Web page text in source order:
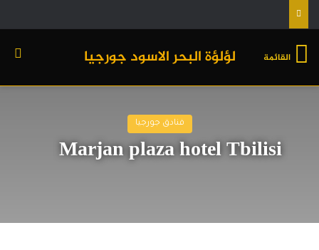
لؤلؤة البحر الاسود جورجيا القائمة
فنادق جورجيا
Marjan plaza hotel Tbilisi